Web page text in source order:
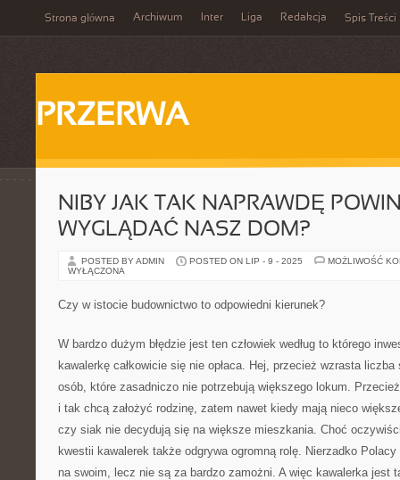
Strona główna Archiwum Inter Liga Redakcja Spis Treści
PRZERWA
NIBY JAK TAK NAPRAWDĘ
WYGLĄDAĆ NASZ DOM?
POSTED BY ADMIN POSTED ON LIP - 9 - 2025
MOŻLIWOŚĆ
WYŁĄCZONA
Czy w istocie budownictwo to odpowiedni kierunek?
W bardzo dużym błędzie jest ten człowiek według to którego
kawalerkę całkowicie się nie opłaca. Hej, przecież wzrasta
osób, które zasadniczo nie potrzebują większego lokum.
i tak chcą założyć rodzinę, zatem nawet kiedy mają nieco
czy siak nie decydują się na większe mieszkania. Choć
kwestii kawalerek także odgrywa ogromną rolę. Nierzadko
na swoim, lecz nie są za bardzo zamożni. A więc kawalerka jest